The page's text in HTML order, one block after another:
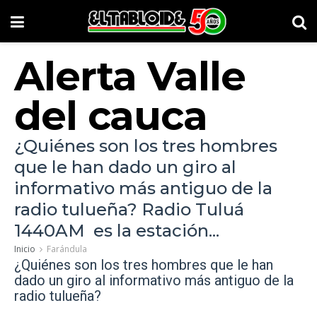
Alerta Valle
del cauca
¿Quiénes son los tres hombres
que le han dado un giro al
informativo más antiguo de la
radio tulueña? Radio Tuluá
1440AM es la estación...
Inicio Farándula
¿Quiénes son los tres hombres que le han
dado un giro al informativo más antiguo de la
radio tulueña?